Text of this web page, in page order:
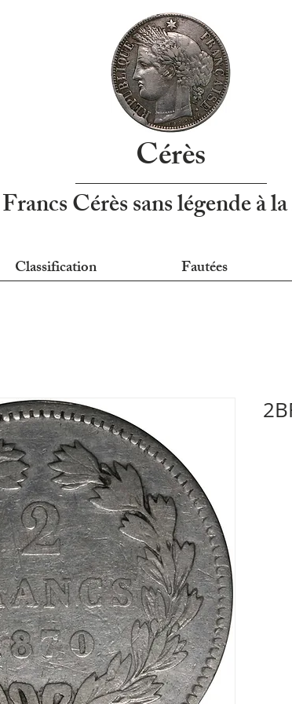
Cérès
Cérès sans légende à
Classification Fautées